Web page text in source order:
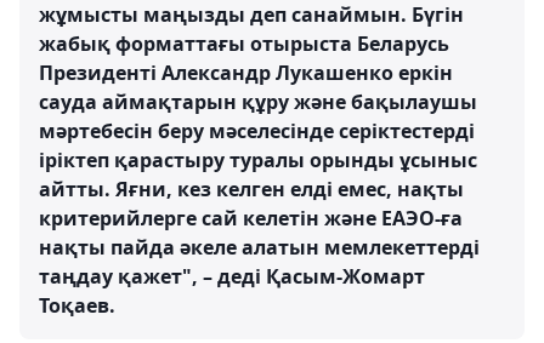
жұмысты маңызды деп санаймын. Бүгін
жабық форматтағы отырыста Беларусь
Президенті Александр Лукашенко еркін
сауда аймақтарын құру және бақылаушы
мәртебесін беру мәселесінде серіктестерді
іріктеп қарастыру туралы орынды ұсыныс
айтты. Яғни, кез келген елді емес, нақты
критерийлерге сай келетін және ЕАЭО-ға
нақты пайда әкеле алатын мемлекеттерді
таңдау қажет", – деді Қасым-Жомарт
Тоқаев.